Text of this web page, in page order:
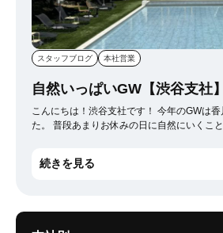
スタッフブログ 本社営業
自然いっぱいGW【渋谷支社】
こんにちは！渋谷支社です！ 今年のGWは香川・淡路島に行きまし
た。 普段あまりお休みの日に自然にいくことは少ないのですが、天
かったのはもちろん、今回宿泊したホテル
気が良かったです！ 次の日には淡路島にある「ニンゲンノモリ」へ
続きを見る